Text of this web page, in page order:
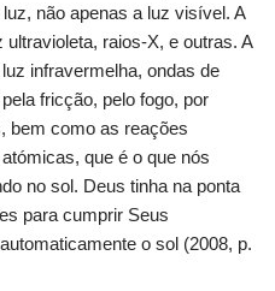
não apenas a luz visível. A
ultravioleta, raios-X, e outras. A
infravermelha, ondas de
fricção, pelo fogo, por
bem como as reações
que é o que nós
no sol. Deus tinha na ponta
para cumprir Seus
o sol (2008, p.